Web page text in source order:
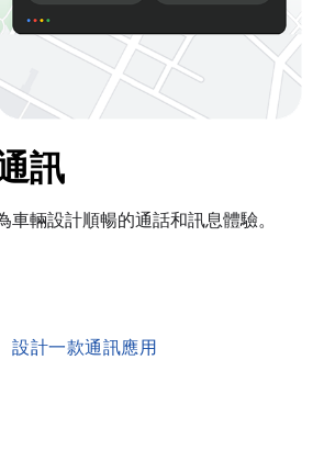
訊
車輛設計順暢的通話和訊息體驗。
設計一款通訊應用